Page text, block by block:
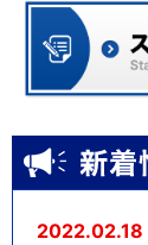
2022.02.18